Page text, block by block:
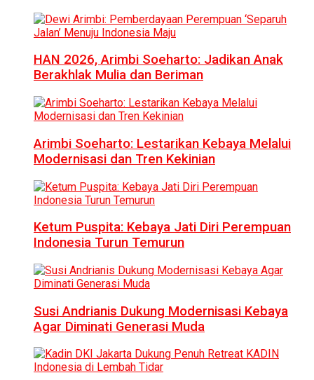
HAN 2026, Arimbi Soeharto: Jadikan Anak
Berakhlak Mulia dan Beriman
Arimbi Soeharto: Lestarikan Kebaya Melalui
Modernisasi dan Tren Kekinian
Ketum Puspita: Kebaya Jati Diri Perempuan
Indonesia Turun Temurun
Susi Andrianis Dukung Modernisasi Kebaya
Agar Diminati Generasi Muda